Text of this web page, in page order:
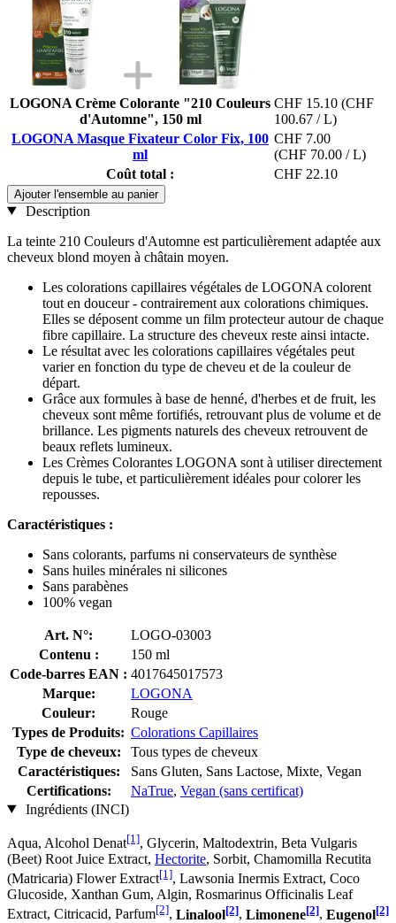
LOGONA Crème Colorante "210 Couleurs
d'Automne", 150 ml
CHF 15.10 (CHF
100.67 / L)
LOGONA Masque Fixateur Color Fix, 100
ml
CHF 7.00
(CHF 70.00 / L)
Coût total :
CHF 22.10
Ajouter l'ensemble au panier
Description
La teinte 210 Couleurs d'Automne est particulièrement adaptée aux
cheveux blond moyen à châtain moyen.
Les colorations capillaires végétales de LOGONA colorent
tout en douceur - contrairement aux colorations chimiques.
Elles se déposent comme un film protecteur autour de chaque
fibre capillaire. La structure des cheveux reste ainsi intacte.
Le résultat avec les colorations capillaires végétales peut
varier en fonction du type de cheveu et de la couleur de
départ.
Grâce aux formules à base de henné, d'herbes et de fruit, les
cheveux sont même fortifiés, retrouvant plus de volume et de
brillance. Les pigments naturels des cheveux retrouvent de
beaux reflets lumineux.
Les Crèmes Colorantes LOGONA sont à utiliser directement
depuis le tube, et particulièrement idéales pour colorer les
repousses.
Caractéristiques :
Sans colorants, parfums ni conservateurs de synthèse
Sans huiles minérales ni silicones
Sans parabènes
100% vegan
Art. N°:
LOGO-03003
Contenu :
150 ml
Code-barres EAN : 4017645017573
Marque:
LOGONA
Couleur:
Rouge
Types de Produits: Colorations Capillaires
Type de cheveux:
Tous types de cheveux
Caractéristiques:
Sans Gluten, Sans Lactose, Mixte, Vegan
Certifications:
NaTrue, Vegan (sans certificat)
Ingrédients (INCI)
Aqua, Alcohol Denat[1], Glycerin, Maltodextrin, Beta Vulgaris
(Beet) Root Juice Extract, Hectorite, Sorbit, Chamomilla Recutita
(Matricaria) Flower Extract[1], Lawsonia Inermis Extract, Coco
Glucoside, Xanthan Gum, Algin, Rosmarinus Officinalis Leaf
Extract, Citricacid, Parfum[2], Linalool[2], Limonene[2], Eugenol[2]